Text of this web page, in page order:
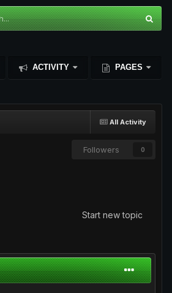
ACTIVITY PAGES
All Activity
Followers 0
Start new topic